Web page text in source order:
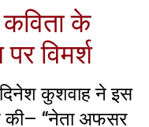
के
विमर्श
कुशवाह ने इस
की– “नेता अफसर